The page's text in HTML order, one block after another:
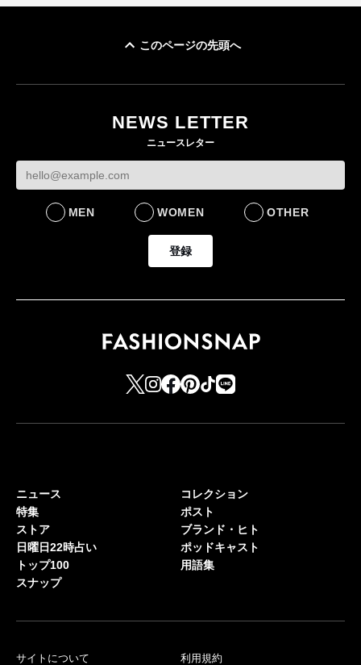
このページの先頭へ
NEWS LETTER
ニュースレター
MEN WOMEN OTHER
登録
ニュース
特集
ストア
日曜日22時占い
トップ100
スナップ
コレクション
ポスト
ブランド・ヒト
ポッドキャスト
用語集
サイトについて
利用規約